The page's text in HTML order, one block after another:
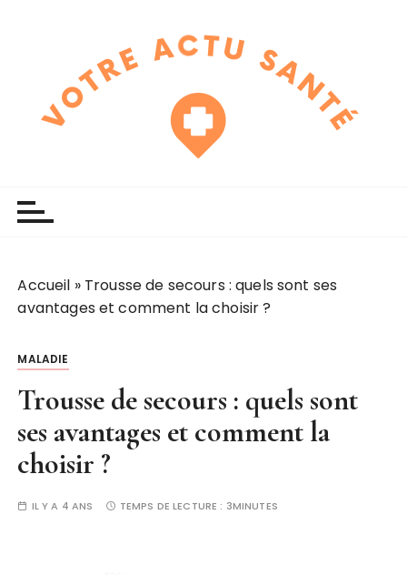
Accueil » Trousse de secours : quels sont ses
avantages et comment la choisir ?
MALADIE
Trousse de secours : quels sont
ses avantages et comment la
choisir ?
IL Y A 4 ANS TEMPS DE LECTURE : 3MINUTES